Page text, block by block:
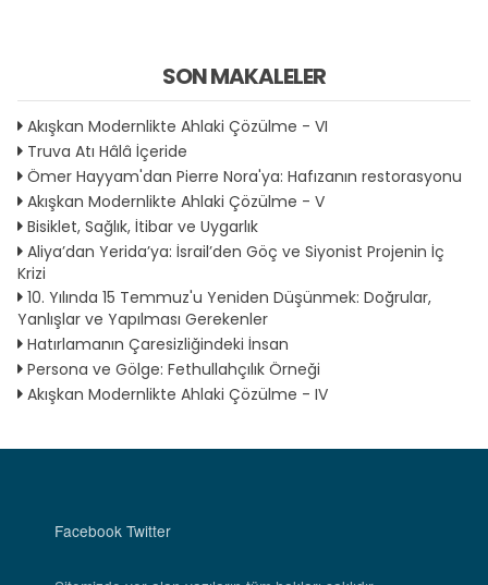
SON MAKALELER
Akışkan Modernlikte Ahlaki Çözülme - VI
Truva Atı Hâlâ İçeride
Ömer Hayyam'dan Pierre Nora'ya: Hafızanın restorasyonu
Akışkan Modernlikte Ahlaki Çözülme - V
Bisiklet, Sağlık, İtibar ve Uygarlık
Aliya’dan Yerida’ya: İsrail’den Göç ve Siyonist Projenin İç
Krizi
10. Yılında 15 Temmuz'u Yeniden Düşünmek: Doğrular,
Yanlışlar ve Yapılması Gerekenler
Hatırlamanın Çaresizliğindeki İnsan
Persona ve Gölge: Fethullahçılık Örneği
Akışkan Modernlikte Ahlaki Çözülme - IV
Facebook Twitter